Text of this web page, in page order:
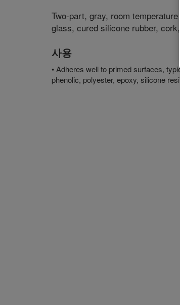
Two-part, gray, room
glass, cured silicone rubber,
사용
• Adheres well to primed surfaces,
phenolic, polyester, epoxy, silicone